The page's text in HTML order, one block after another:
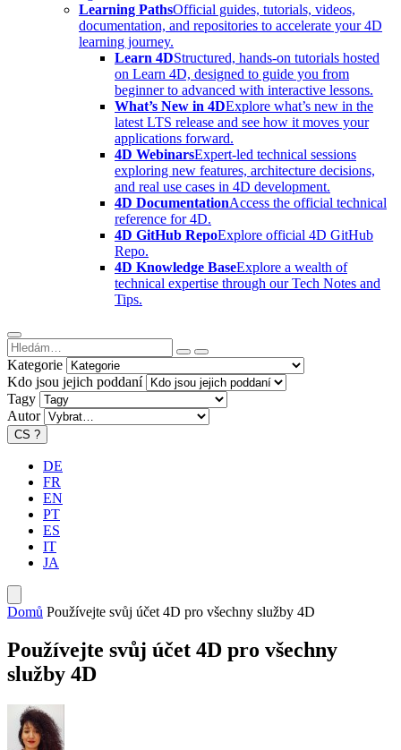
Learning PathsOfficial guides, tutorials, videos,
documentation, and repositories to accelerate your 4D
learning journey.
Learn 4DStructured, hands-on tutorials hosted
on Learn 4D, designed to guide you from
beginner to advanced with interactive lessons.
What’s New in 4DExplore what’s new in the
latest LTS release and see how it moves your
applications forward.
4D WebinarsExpert-led technical sessions
exploring new features, architecture decisions,
and real use cases in 4D development.
4D DocumentationAccess the official technical
reference for 4D.
4D GitHub RepoExplore official 4D GitHub
Repo.
4D Knowledge BaseExplore a wealth of
technical expertise through our Tech Notes and
Tips.
Kategorie
Kdo jsou jejich poddaní
Tagy
Autor
CS ?
DE
FR
EN
PT
ES
IT
JA
Domů Používejte svůj účet 4D pro všechny služby 4D
Používejte svůj účet 4D pro všechny
služby 4D